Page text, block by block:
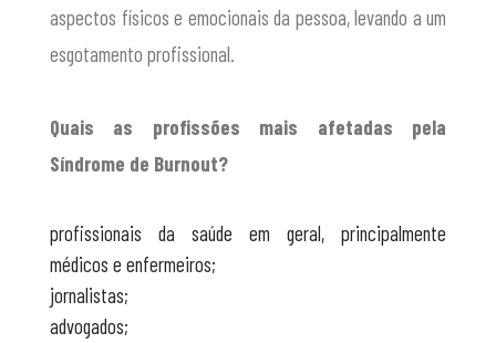
aspectos físicos e emocionais da pessoa, levando a um
esgotamento profissional.
Quais as profissões mais afetadas pela
Síndrome de Burnout?
profissionais da saúde em geral, principalmente
médicos e enfermeiros;
jornalistas;
advogados;